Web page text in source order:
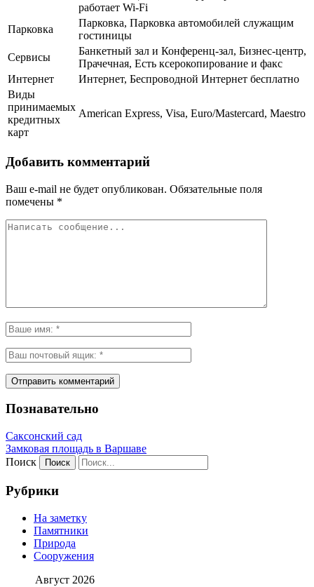
работает Wi-Fi
Парковка
Парковка, Парковка автомобилей служащим
гостиницы
Сервисы
Банкетный зал и Конференц-зал, Бизнес-центр,
Прачечная, Есть ксерокопирование и факс
Интернет
Интернет, Беспроводной Интернет бесплатно
Виды
принимаемых
кредитных
карт
American Express, Visa, Euro/Mastercard, Maestro
Добавить комментарий
Ваш e-mail не будет опубликован. Обязательные поля
помечены *
Познавательно
Саксонский сад
Замковая площадь в Варшаве
Поиск
Рубрики
На заметку
Памятники
Природа
Сооружения
Август 2026